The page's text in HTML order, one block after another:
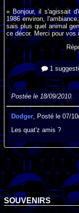
« Bonjour, il s'agissait
1986 environ,
sais plus quel animal
ce décor. Merci pour
1
Postée le 18/09/2010.
Dodger , Posté le 07/
Les quat'z amis ?
SOUVENIRS